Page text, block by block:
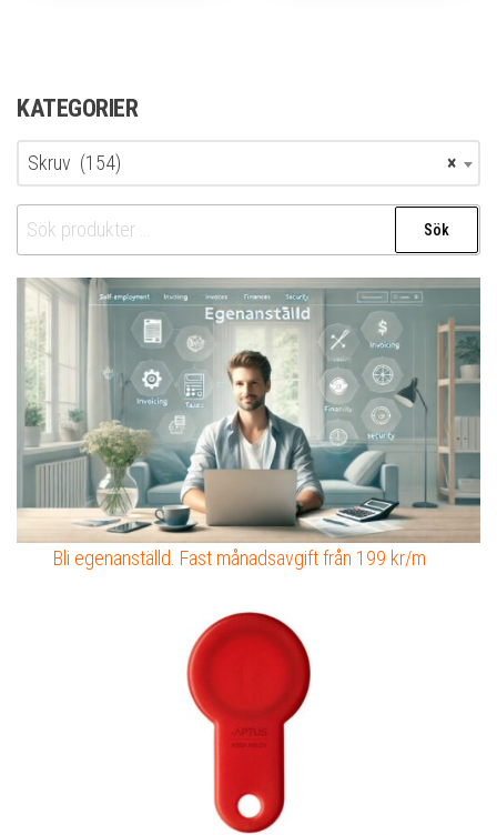
KATEGORIER
×
Skruv (154)
Sök
efter:
Sök
Bli egenanställd. Fast månadsavgift från 199 kr/m